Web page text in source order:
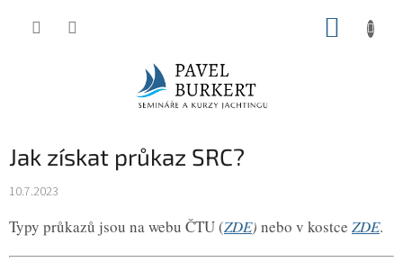
Jak získat průkaz SRC?
10.7.2023
Typy průkazů jsou na webu ČTU (ZDE) nebo v kostce ZDE.